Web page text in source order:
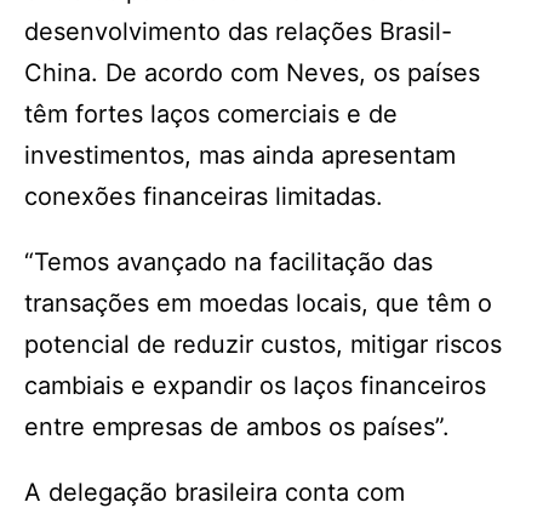
desenvolvimento das relações Brasil-
China. De acordo com Neves, os países
têm fortes laços comerciais e de
investimentos, mas ainda apresentam
conexões financeiras limitadas.
“Temos avançado na facilitação das
transações em moedas locais, que têm o
potencial de reduzir custos, mitigar riscos
cambiais e expandir os laços financeiros
entre empresas de ambos os países”.
A delegação brasileira conta com